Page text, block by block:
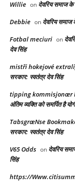
Willie on देवरिय समाज के
Debbie on देवरिय समाज
Fotbal meciuri on
देव सिंह
mistři hokejové
सरकार: स्वतंत्र देव सिंह
tipping kommisjonær
अंतिम व्यक्ति को समर्पित है
TabsgræNse
सरकार: स्वतंत्र देव सिंह
V65 Odds on देवरिय
सिंह
https://